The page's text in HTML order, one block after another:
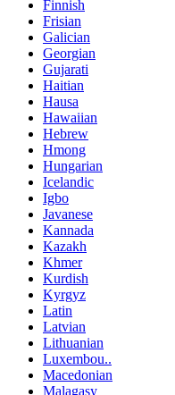
Finnish
Frisian
Galician
Georgian
Gujarati
Haitian
Hausa
Hawaiian
Hebrew
Hmong
Hungarian
Icelandic
Igbo
Javanese
Kannada
Kazakh
Khmer
Kurdish
Kyrgyz
Latin
Latvian
Lithuanian
Luxembou..
Macedonian
Malagasy